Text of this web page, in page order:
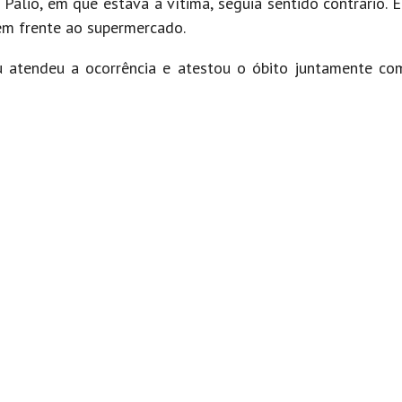
frente ao supermercado.
a ocorrência e atestou o óbito juntamente